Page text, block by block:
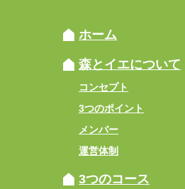
ホーム
森とイエについて
コンセプト
3つのポイント
メンバー
運営体制
3つのコース